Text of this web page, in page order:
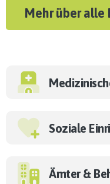
Mehr über alle
Soziale
Ämter &